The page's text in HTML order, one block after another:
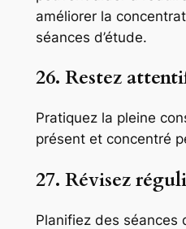
améliorer la
séances d’étude.
26. Restez
Pratiquez la pleine
présent et concentré
27. Révisez
Planifiez des séances